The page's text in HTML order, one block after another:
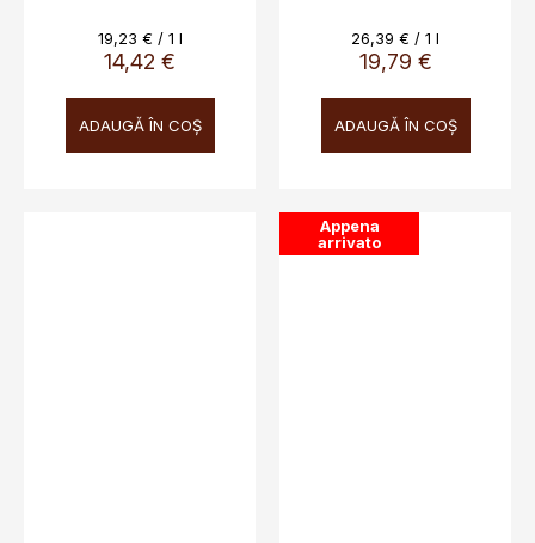
14,42 €
Evaluare
preţ:
19,23 € / 1 l
ADAUGĂ ÎN COŞ
19,79 €
Evaluare
preţ:
26,39 € / 1 l
ADAUGĂ ÎN COŞ
Appena
arrivato